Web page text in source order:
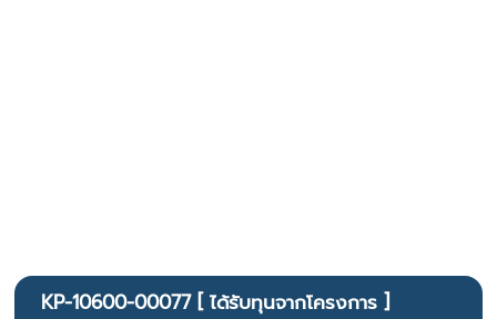
KP-10600-00077 [ ได้รับทุนจากโครงการ ]